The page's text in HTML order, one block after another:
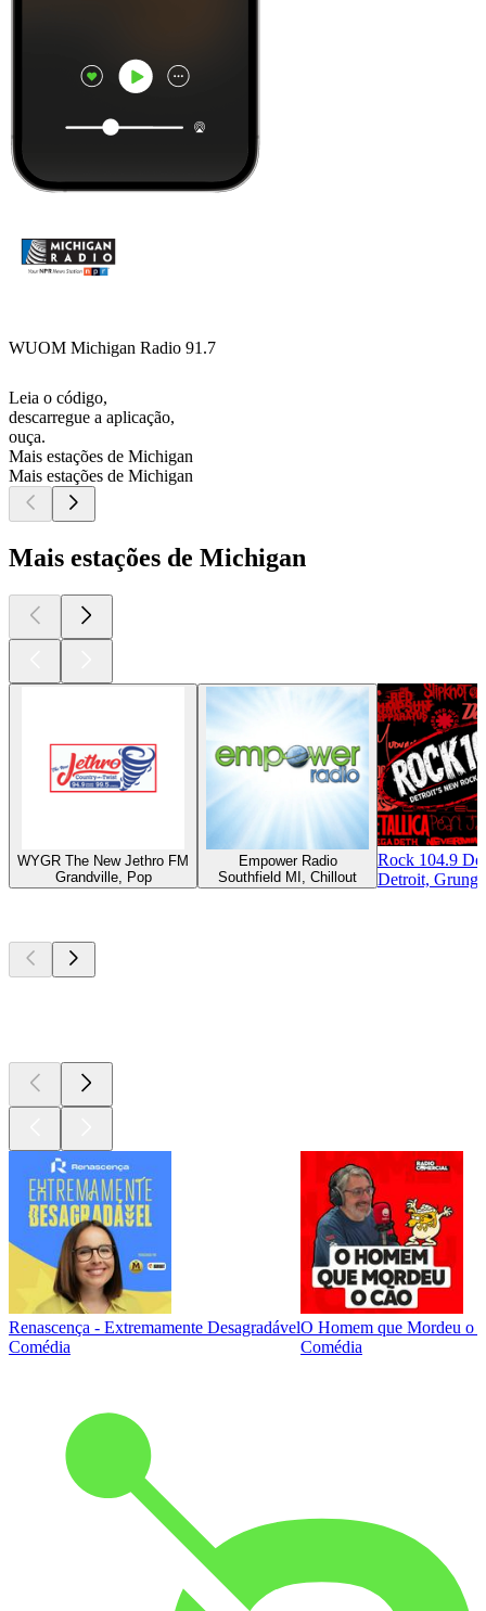
WUOM Michigan Radio 91.7
Leia o código,
descarregue a aplicação,
ouça.
Mais estações de Michigan
Mais estações de Michigan
Mais estações de Michigan
WYGR The New Jethro FM
Grandville, Pop
Empower Radio
Southfield MI, Chillout
Rock 104.9
Detroit,
Renascença - Extremamente Desagradável
Comédia
O Homem que Mordeu o
Comédia